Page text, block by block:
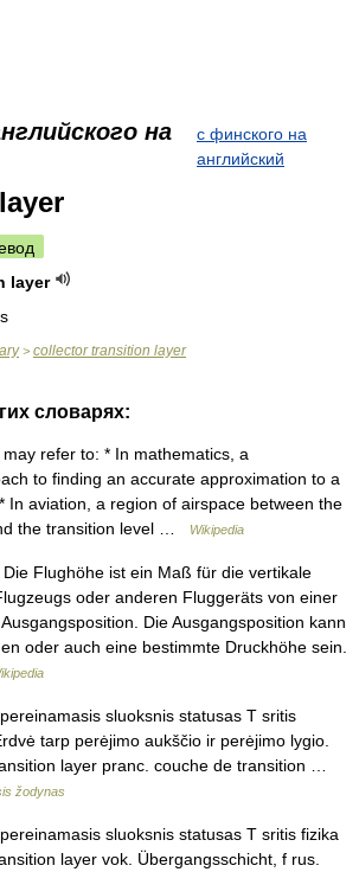
на
с финского на
английский
layer
> collector transition layer
словарях:
refer to: * In mathematics, a
to finding an accurate approximation to a
In aviation, a region of airspace between the
the transition level …
Wikipedia
Flughöhe ist ein Maß für die vertikale
oder anderen Fluggeräts von einer
Die Ausgangsposition kann
oder auch eine bestimmte Druckhöhe sein.
sluoksnis statusas T sritis
tarp perėjimo aukščio ir perėjimo lygio.
layer pranc. couche de transition …
žodynas
sluoksnis statusas T sritis fizika
layer vok. Übergangsschicht, f rus.